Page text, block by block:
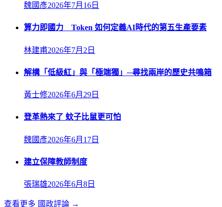
魏國彥2026年7月16日
算力即國力 Token 如何定義AI時代的第五生產要素
林建甫2026年7月2日
解構「低級紅」與「極端獨」─尋找兩岸的歷史共鳴箱
黃士修2026年6月29日
登革熱來了 蚊子比鼠更可怕
魏國彥2026年6月17日
建立保障教師制度
張瑞雄2026年6月8日
查看更多 國政評論 →